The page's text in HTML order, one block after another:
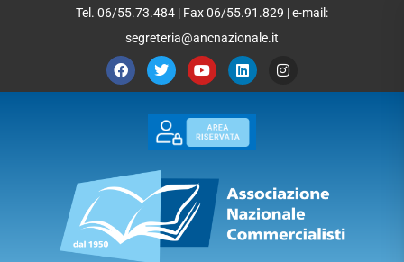
Tel. 06/55.73.484 | Fax 06/55.91.829 | e-mail:
segreteria@ancnazionale.it